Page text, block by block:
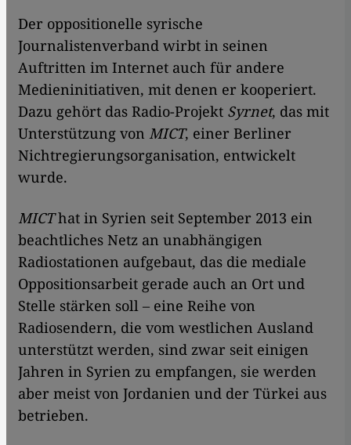
Der oppositionelle syrische
Journalistenverband wirbt in seinen
Auftritten im Internet auch für andere
Medieninitiativen, mit denen er kooperiert.
Dazu gehört das Radio-Projekt Syrnet, das mit
Unterstützung von MICT, einer Berliner
Nichtregierungsorganisation, entwickelt
wurde.
MICThat in Syrien seit September 2013 ein
beachtliches Netz an unabhängigen
Radiostationen aufgebaut, das die mediale
Oppositionsarbeit gerade auch an Ort und
Stelle stärken soll – eine Reihe von
Radiosendern, die vom westlichen Ausland
unterstützt werden, sind zwar seit einigen
Jahren in Syrien zu empfangen, sie werden
aber meist von Jordanien und der Türkei aus
betrieben.